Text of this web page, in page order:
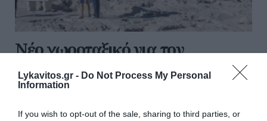
Lykavitos.gr - Do Not Process My Personal
Information
If you wish to opt-out of the sale, sharing to third parties, or
Νέο χωροταξικό για τον
τουρισμό: Νέοι κανόνες για
Airbnb, ξενοδοχεία, νησιά και